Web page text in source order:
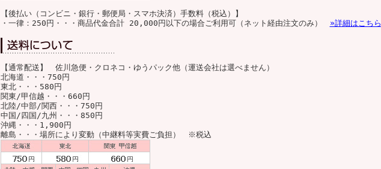
【後払い（コンビニ・銀行・郵便局・スマホ決済）手数料（税込）】
・一律：250円・・・商品代金合計 20,000円以下の場合ご利用可（ネット経由注文のみ） »詳細はこちら
【通常配送】 佐川急便・クロネコ・ゆうパック他（運送会社は選べません）
北海道・・・750円
東北・・・580円
関東/甲信越・・・660円
北陸/中部/関西・・・750円
中国/四国/九州・・・850円
沖縄・・・1,900円
離島・・・場所により変動（中継料等実費ご負担） ※税込